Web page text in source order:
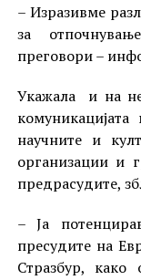
– Изразивме
за
преговори –
Укажала и на
комуникацијата
научните и
организации и
предрасудите,
– Ја
пресудите на
Стразбур, како